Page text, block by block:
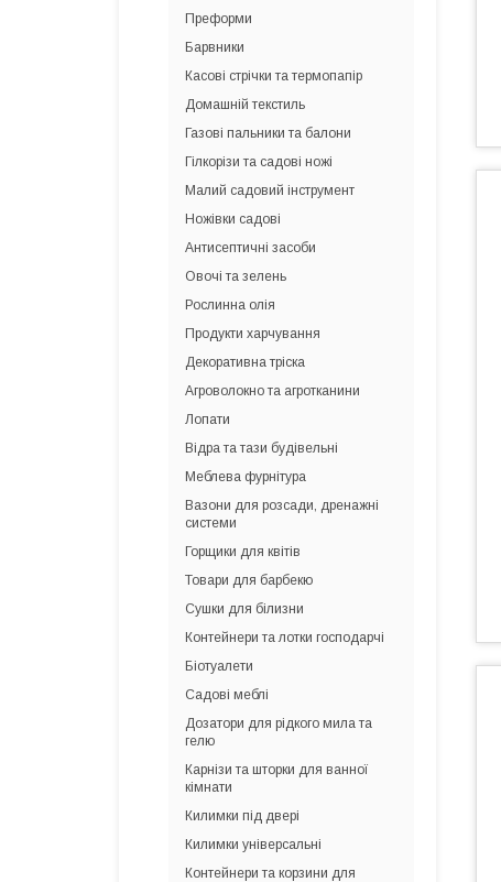
Преформи
Барвники
Касові стрічки та термопапір
Домашній текстиль
Газові пальники та балони
Гілкорізи та садові ножі
Малий садовий інструмент
Ножівки садові
Антисептичні засоби
Овочі та зелень
Рослинна олія
Продукти харчування
Декоративна тріска
Агроволокно та агротканини
Лопати
Відра та тази будівельні
Меблева фурнітура
Вазони для розсади, дренажні
системи
Горщики для квітів
Товари для барбекю
Сушки для білизни
Контейнери та лотки господарчі
Біотуалети
Садові меблі
Дозатори для рідкого мила та
гелю
Карнізи та шторки для ванної
кімнати
Килимки під двері
Килимки універсальні
Контейнери та корзини для